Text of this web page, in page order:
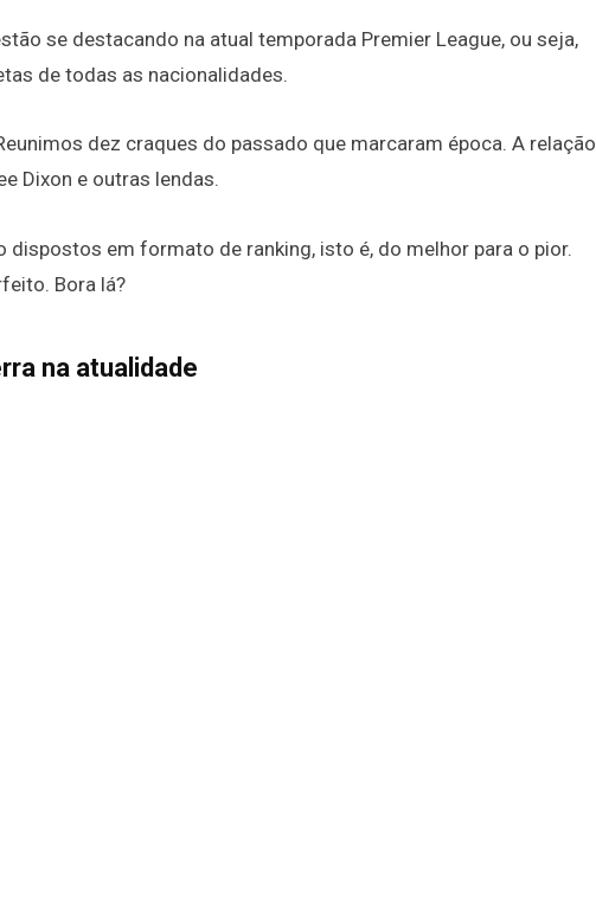
se destacando na atual temporada Premier League, ou seja,
de todas as nacionalidades.
dez craques do passado que marcaram época. A relação
Dixon e outras lendas.
em formato de ranking, isto é, do melhor para o pior.
Bora lá?
na atualidade